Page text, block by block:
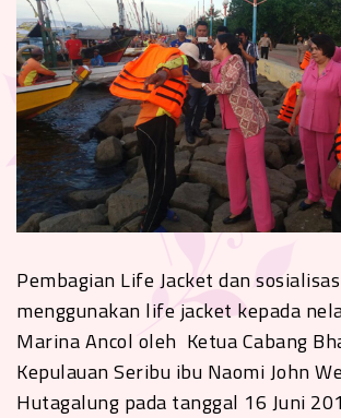
Pembagian Life Jacket dan
menggunakan life jacket kepada
Marina Ancol oleh Ketua Cabang
Kepulauan Seribu ibu Naomi John
Hutagalung pada tanggal 16 Juni